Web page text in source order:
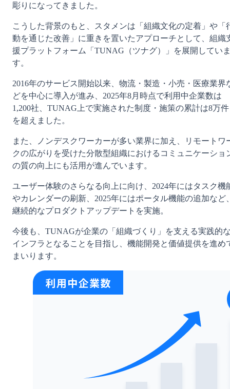
彫りになってきました。
こうした背景のもと、スタメンは「組織文化の定着」や「
動を通じた改善」に重きを置いたアプローチとして、組織
援プラットフォーム「TUNAG（ツナグ）」を展開してい
す。
2016年のサービス開始以来、物流・製造・小売・医療業界
どを中心に導入が進み、2025年8月時点で利用中企業数は
1,200社、TUNAG上で実施された制度・施策の累計は8万件
を超えました。
また、ノンデスクワーカーが多い業界に加え、リモートワ
クの広がりを受けた分散型組織におけるコミュニケーショ
の質の向上にも活用が進んでいます。
ユーザー体験のさらなる向上に向け、2024年にはタスク機
やカレンダーの刷新、2025年にはポータル機能の追加など
継続的なプロダクトアップデートを実施。
今後も、TUNAGが企業の「組織づくり」を支える実践的
インフラとなることを目指し、機能開発と価値提供を進め
まいります。